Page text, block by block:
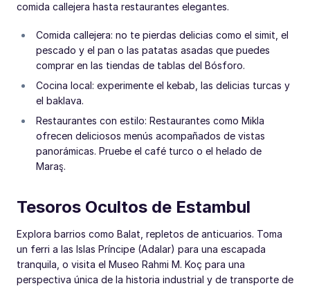
comida callejera hasta restaurantes elegantes.
Comida callejera: no te pierdas delicias como el simit, el
pescado y el pan o las patatas asadas que puedes
comprar en las tiendas de tablas del Bósforo.
Cocina local: experimente el kebab, las delicias turcas y
el baklava.
Restaurantes con estilo: Restaurantes como Mikla
ofrecen deliciosos menús acompañados de vistas
panorámicas. Pruebe el café turco o el helado de
Maraş.
Tesoros Ocultos de Estambul
Explora barrios como Balat, repletos de anticuarios. Toma
un ferri a las Islas Príncipe (Adalar) para una escapada
tranquila, o visita el Museo Rahmi M. Koç para una
perspectiva única de la historia industrial y de transporte de